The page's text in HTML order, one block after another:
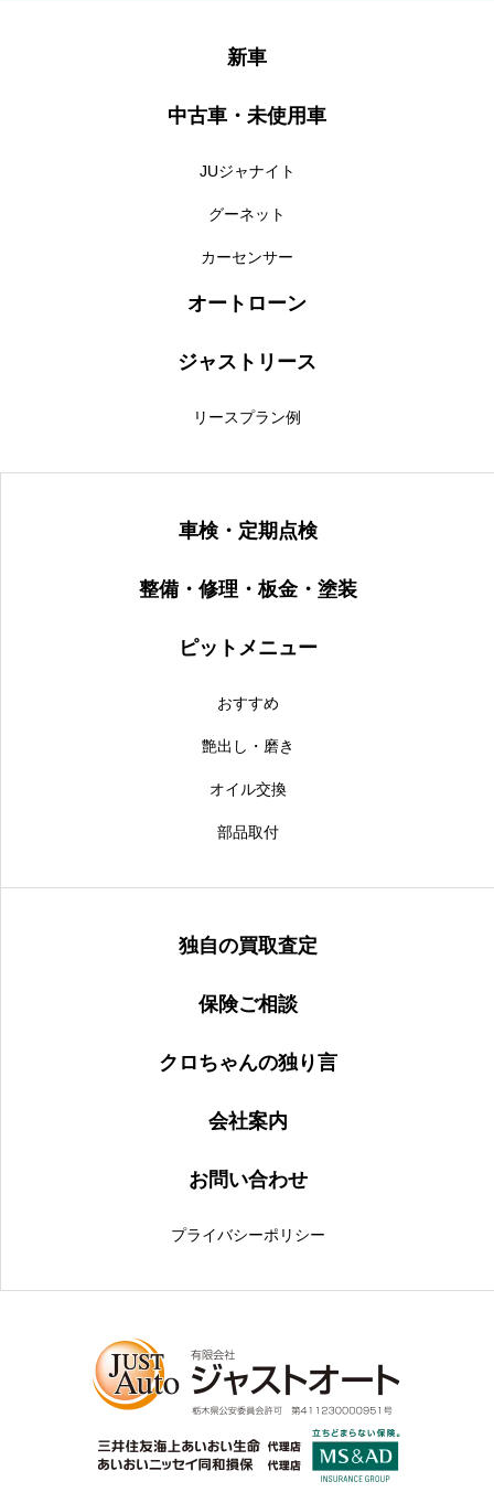
新車
中古車・未使用車
JUジャナイト
グーネット
カーセンサー
オートローン
ジャストリース
リースプラン例
車検・定期点検
整備・修理・板金・塗装
ピットメニュー
おすすめ
艶出し・磨き
オイル交換
部品取付
独自の買取査定
保険ご相談
クロちゃんの独り言
会社案内
お問い合わせ
プライバシーポリシー